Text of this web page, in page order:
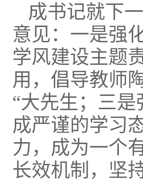
成书记就下
意见：一是强
学风建设主题
用，倡导教师
“大先生；三
成严谨的学习
力，成为一个
长效机制，坚